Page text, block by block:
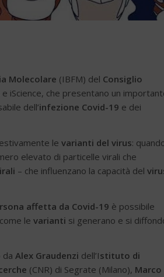
Molecolare (IBFM) del Consiglio
iScience, che presentano un
dell’infezione Covid-19 e dei
le varianti del virus:
elevato di particelle virali che
– che influenzano la capacità del
affetta da Covid-19 è possibile
le varianti si generano e si
da Alex Graudenzi dell’Istituto di
(CNR) di Segrate (Milano), Marco